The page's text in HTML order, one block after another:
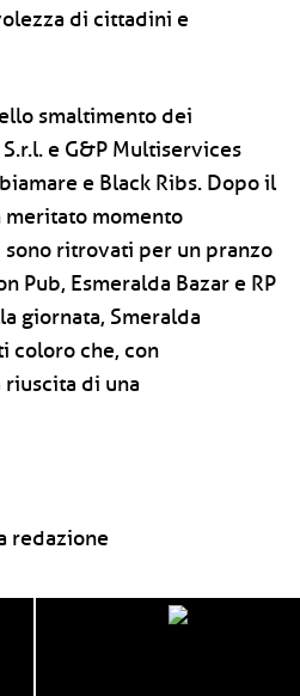
di cittadini e
smaltimento dei
e G&P Multiservices
e Black Ribs. Dopo il
meritato momento
ritrovati per un pranzo
Pub, Esmeralda Bazar e RP
giornata, Smeralda
coloro che, con
di una
redazione